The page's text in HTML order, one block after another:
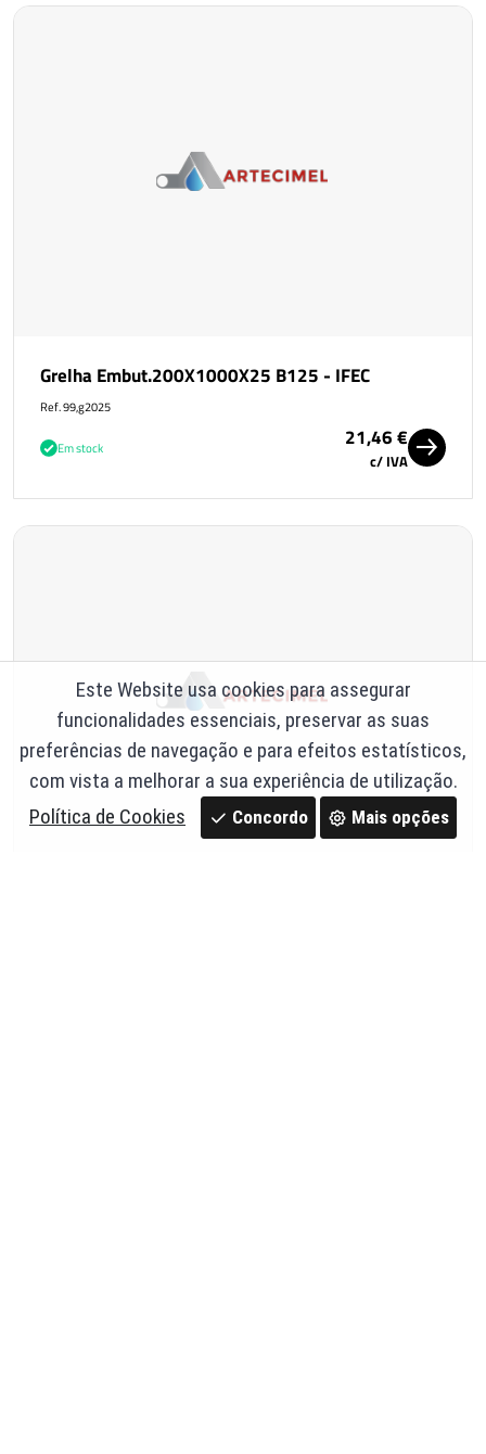
Grelha Embut.200X1000X25 B125 - IFEC
Ref. 99,g2025
Em stock 21,46 €
c/ IVA
Este Website usa cookies para assegurar
funcionalidades essenciais, preservar as suas
preferências de navegação e para efeitos estatísticos,
com vista a melhorar a sua experiência de utilização.
Política de Cookies
Concordo Mais opções